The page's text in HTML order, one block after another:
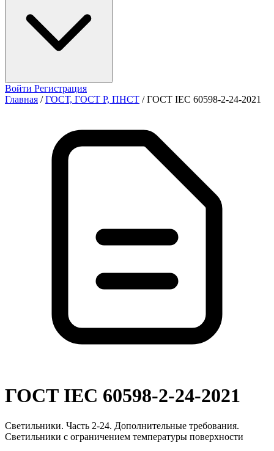
Войти Регистрация
Главная / ГОСТ, ГОСТ Р, ПНСТ / ГОСТ IEC 60598-2-24-2021
ГОСТ IEC 60598-2-24-2021
Светильники. Часть 2-24. Дополнительные требования.
Светильники с ограничением температуры поверхности